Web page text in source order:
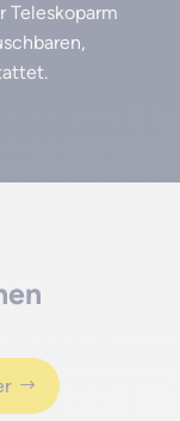
Teleskoparm